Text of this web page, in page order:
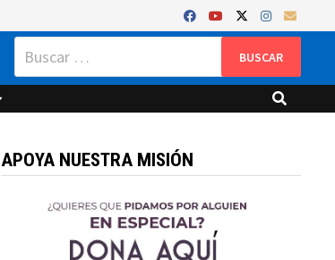
Buscar:
APOYA NUESTRA MISIÓN